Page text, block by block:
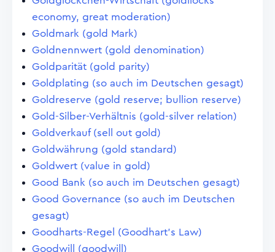
economy, great moderation)
Goldmark (gold Mark)
Goldnennwert (gold denomination)
Goldparität (gold parity)
Goldplating (so auch im Deutschen gesagt)
Goldreserve (gold reserve; bullion reserve)
Gold-Silber-Verhältnis (gold-silver relation)
Goldverkauf (sell out gold)
Goldwährung (gold standard)
Goldwert (value in gold)
Good Bank (so auch im Deutschen gesagt)
Good Governance (so auch im Deutschen
gesagt)
Goodharts-Regel (Goodhart's Law)
Goodwill (goodwill)